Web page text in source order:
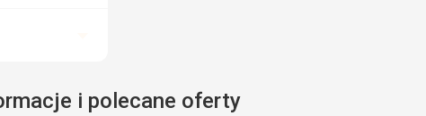
i polecane oferty